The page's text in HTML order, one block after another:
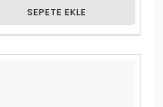
SEPETE EKLE